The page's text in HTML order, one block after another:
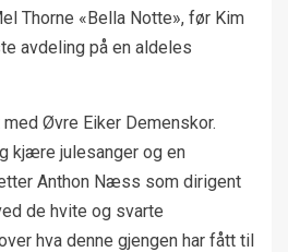
Thorne «Bella Notte», før Kim
avdeling på en aldeles
Øvre Eiker Demenskor.
kjære julesanger og en
Anthon Næss som dirigent
de hvite og svarte
hva denne gjengen har fått til